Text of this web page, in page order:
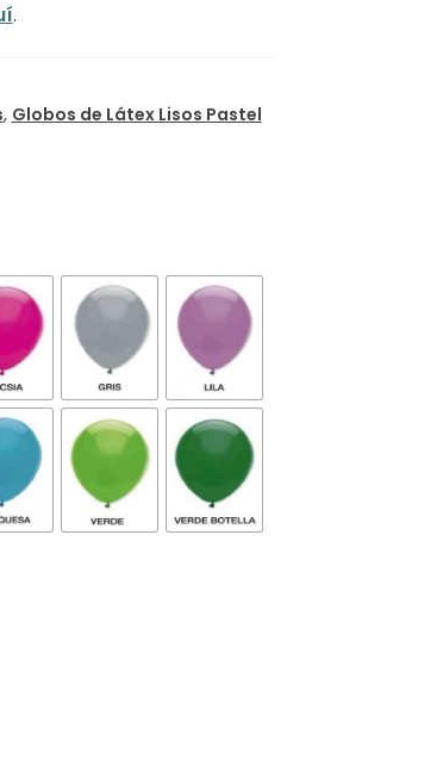
.
, Globos de Látex Lisos Pastel